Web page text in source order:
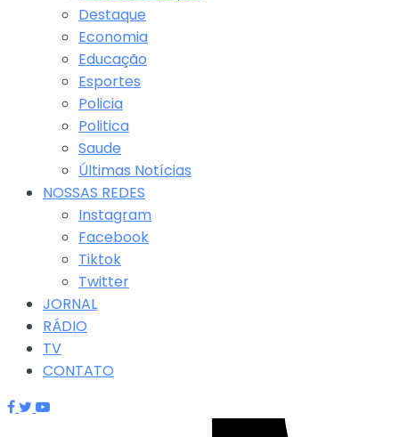
Destaque
Economia
Educação
Esportes
Policia
Politica
Saude
Últimas Notícias
NOSSAS REDES
Instagram
Facebook
Tiktok
Twitter
JORNAL
RÁDIO
TV
CONTATO